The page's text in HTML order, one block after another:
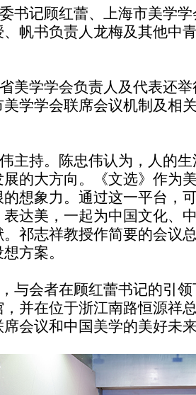
记顾红蕾、上海市美学学
帆书负责人龙梅及其他中
学学会负责人及代表还举
学学会联席会议机制及相
持。陈忠伟认为，人的生
的大方向。《文选》作为
想象力。通过这一平台，
达美，一起为中国文化、
祁志祥教授作简要的会议
方案。
会者在顾红蕾书记的引领
并在位于浙江南路恒源祥
会议和中国美学的美好未